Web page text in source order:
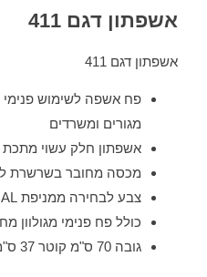
אשפתון דגם 411
אשפתון דגם 411
פח אשפה לשימוש פנימי
מגורים ומשרדים
אשפתון חלק עשוי מתכת
מכסה מחובר בשרשרת
צבע לבחירה ממניפת RAL
כולל פח פנימי מגולוון
גובה 70 ס"מ קוטר 37 ס"מ